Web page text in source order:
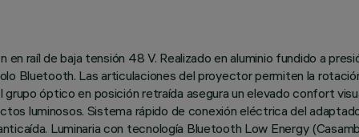
raíl de baja tensión 48 V. Realizado en aluminio fundido a
Bluetooth. Las articulaciones del proyector permiten la
óptico en posición retraída asegura un elevado confort
luminosos. Sistema rápido de conexión eléctrica del
Luminaria con tecnología Bluetooth Low Energy